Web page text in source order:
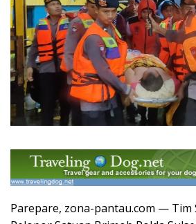
Parepare, zona-pantau.com — Tim